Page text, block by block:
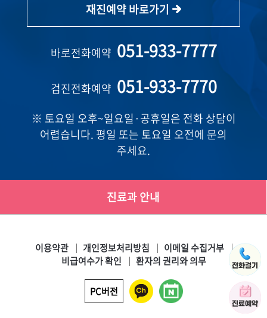
재진예약 바로가기
바로전화예약 051-933-7777
검진전화예약 051-933-7770
※ 토요일 오후~일요일·공휴일은 전화 상담이
어렵습니다. 평일 또는 토요일 오전에 문의
주세요.
진료과 안내
이용약관 개인정보처리방침
이메일 수집거부
비급여수가 확인
환자의 권리와 의무
PC버전